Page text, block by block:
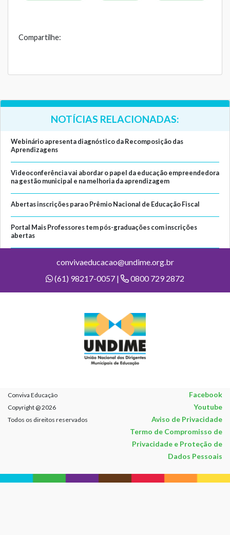
Compartilhe:
NOTÍCIAS RELACIONADAS:
Webinário apresenta diagnóstico da Recomposição das
Aprendizagens
Videoconferência vai abordar o papel da educação empreendedora
na gestão municipal e na melhoria da aprendizagem
Abertas inscrições para o Prêmio Nacional de Educação Fiscal
Portal Mais Professores tem pós-graduações com inscrições
abertas
convivaeducacao@undime.org.br
(61) 98217-0057 |
0800 729 2872
Conviva Educação Facebook
Copyright @ 2026 Youtube
Todos os direitos reservados
Aviso de Privacidade
Termo de Compromisso de
Privacidade e Proteção de
Dados Pessoais